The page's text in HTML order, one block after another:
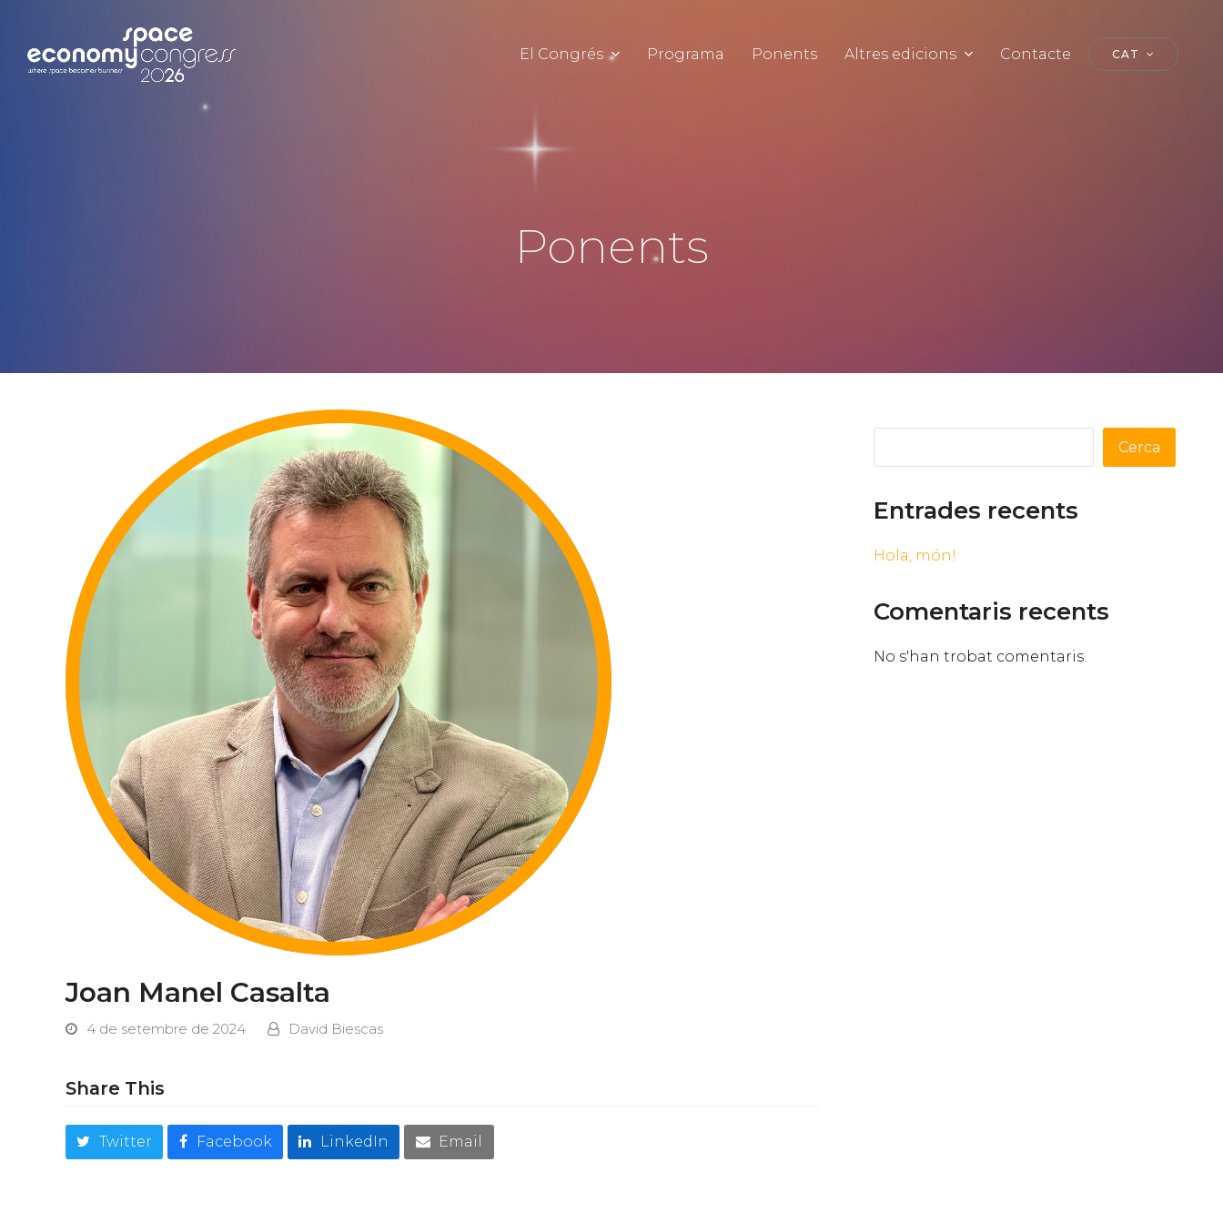
El Congrés Programa Ponents Altres edicions Contacte CAT
Ponents
Joan Manel Casalta
4 de setembre de 2024 David Biescas
Share This
Twitter Facebook LinkedIn Email
Cerca
Entrades recents
Hola, món!
Comentaris recents
No s'han trobat comentaris.